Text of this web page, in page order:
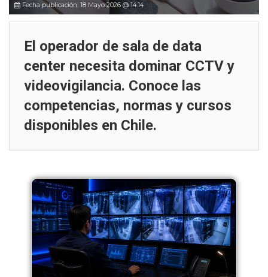
Fecha publicación: 18 Mayo 2026 @ 14:14
El operador de sala de data
center necesita dominar CCTV y
videovigilancia. Conoce las
competencias, normas y cursos
disponibles en Chile.